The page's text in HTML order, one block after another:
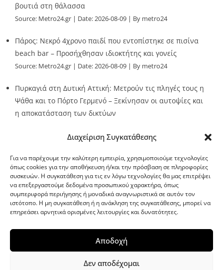
Διαχείριση Συγκατάθεσης
Για να παρέχουμε την καλύτερη εμπειρία, χρησιμοποιούμε τεχνολογίες
όπως cookies για την αποθήκευση ή/και την πρόσβαση σε πληροφορίες
συσκευών. Η συγκατάθεση για τις εν λόγω τεχνολογίες θα μας επιτρέψει
να επεξεργαστούμε δεδομένα προσωπικού χαρακτήρα, όπως
συμπεριφορά περιήγησης ή μοναδικά αναγνωριστικά σε αυτόν τον
ιστότοπο. Η μη συγκατάθεση ή η ανάκληση της συγκατάθεσης, μπορεί να
επηρεάσει αρνητικά ορισμένες λειτουργίες και δυνατότητες.
Αποδοχή
Δεν αποδέχομαι
βουτιά στη θάλασσα
Source: Metro24.gr Date: 2026-08-09 By metro24
Πάρος: Νεκρό 4χρονο παιδί που εντοπίστηκε σε πισίνα
beach bar – Προσήχθησαν ιδιοκτήτης και γονείς
Source: Metro24.gr Date: 2026-08-09 By metro24
Πυρκαγιά στη Δυτική Αττική: Μετρούν τις πληγές τους η
Ψάθα και το Πόρτο Γερμενό – Ξεκίνησαν οι αυτοψίες και
η αποκατάσταση των δικτύων
G-point.gr